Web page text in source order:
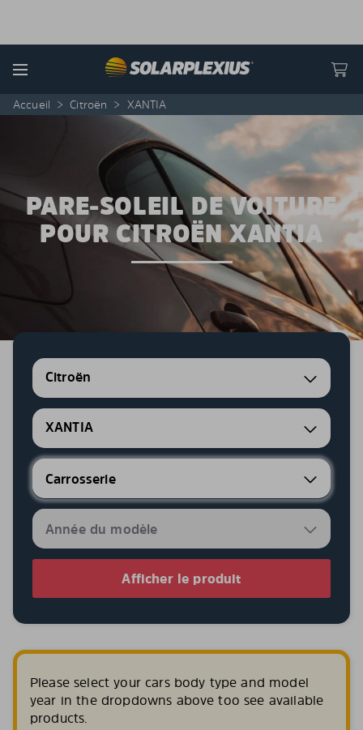
Menu
Accueil > Citroën > XANTIA
PARE-SOLEIL DE VOITURE
POUR CITROËN XANTIA
Citroën
XANTIA
Afficher le produit
Please select your cars body type and model
year in the dropdowns above too see available
products.